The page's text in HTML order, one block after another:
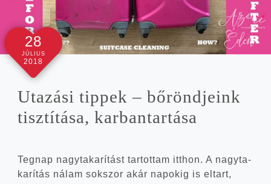
28
JÚLIUS
2018
Uta­zá­si tip­pek – bőrönd­je­ink
tisz­tí­tá­sa, karbantartása
Teg­nap nagy­ta­ka­rí­tást tar­tot­tam itt­hon. A nagy­ta­
ka­rí­tás nálam sok­szor akár napo­kig is eltart,